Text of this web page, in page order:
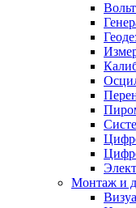
Монтаж и